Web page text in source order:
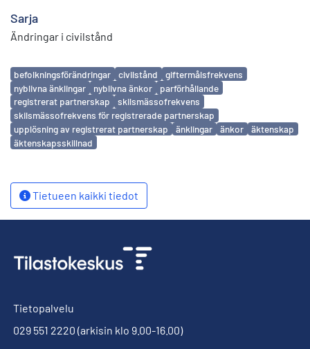
Sarja
Ändringar i civilstånd
Avainsanat
befolkningsförändringar civilstånd
giftermålsfrekvens
nyblivna änklingar
nyblivna änkor
parförhållande
registrerat partnerskap
skilsmässofrekvens
skilsmässofrekvens för registrerade partnerskap
upplösning av registrerat partnerskap
änklingar änkor
äktenskap
äktenskapsskillnad
Tietueen kaikki tiedot
Tietopalvelu
029 551 2220 (arkisin klo 9.00-16.00)